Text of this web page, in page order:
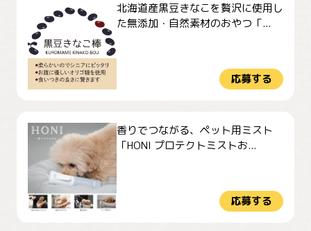
北海道産黒豆きなこを贅沢に使用し
た無添加・自然素材のおやつ「...
応募する
香りでつながる、ペット用ミスト
「HONI プロテクトミストお...
応募する